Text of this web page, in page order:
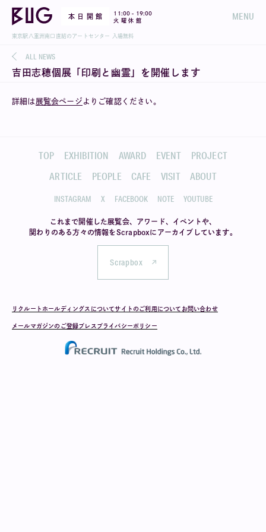
本 日 開 館 11:00 - 19:00
火 曜 休 館
MENU
東京駅八重洲南口直結のアートセンター 入場無料
ALL NEWS
吉田志穂個展「印刷と幽霊」を開催します
詳細は 展覧会ページ よりご確認ください。
TOP EXHIBITION AWARD EVENT
PROJECT
ARTICLE
PEOPLE CAFE VISIT ABOUT
INSTAGRAM X FACEBOOK NOTE YOUTUBE
これまで開催した展覧会、アワード、イベントや、
関わりのある方々の情報をScrapboxにアーカイブしています。
Scrapbox
リクルートホールディングスについてサイトのご利用について お問い合わせ
メールマガジンのご登録プレス プライバシーポリシー